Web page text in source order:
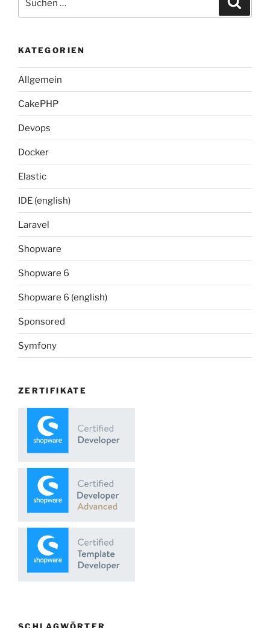
nach:
KATEGORIEN
Allgemein
CakePHP
Devops
Docker
Elastic
IDE (english)
Laravel
Shopware
Shopware 6
Shopware 6 (english)
Sponsored
Symfony
ZERTIFIKATE